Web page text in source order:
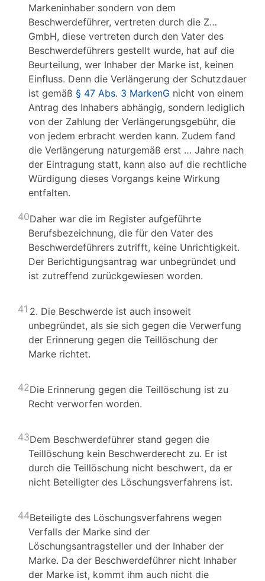
Markeninhaber sondern von dem
Beschwerdeführer, vertreten durch die Z…
GmbH, diese vertreten durch den Vater des
Beschwerdeführers gestellt wurde, hat auf die
Beurteilung, wer Inhaber der Marke ist, keinen
Einfluss. Denn die Verlängerung der Schutzdauer
ist gemäß § 47 Abs. 3 MarkenG nicht von einem
Antrag des Inhabers abhängig, sondern lediglich
von der Zahlung der Verlängerungsgebühr, die
von jedem erbracht werden kann. Zudem fand
die Verlängerung naturgemäß erst … Jahre nach
der Eintragung statt, kann also auf die rechtliche
Würdigung dieses Vorgangs keine Wirkung
entfalten.
40Daher war die im Register aufgeführte
Berufsbezeichnung, die für den Vater des
Beschwerdeführers zutrifft, keine Unrichtigkeit.
Der Berichtigungsantrag war unbegründet und
ist zutreffend zurückgewiesen worden.
41 2. Die Beschwerde ist auch insoweit
unbegründet, als sie sich gegen die Verwerfung
der Erinnerung gegen die Teillöschung der
Marke richtet.
42Die Erinnerung gegen die Teillöschung ist zu
Recht verworfen worden.
43Dem Beschwerdeführer stand gegen die
Teillöschung kein Beschwerderecht zu. Er ist
durch die Teillöschung nicht beschwert, da er
nicht Beteiligter des Löschungsverfahrens ist.
44Beteiligte des Löschungsverfahrens wegen
Verfalls der Marke sind der
Löschungsantragsteller und der Inhaber der
Marke. Da der Beschwerdeführer nicht Inhaber
der Marke ist, kommt ihm auch nicht die